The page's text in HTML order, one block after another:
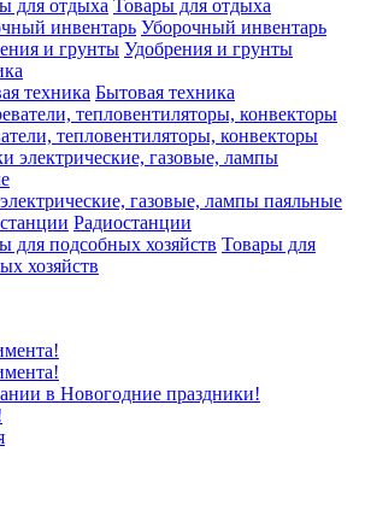
Товары для отдыха
Уборочный инвентарь
Удобрения и грунты
Бытовая техника
тепловентиляторы, конвекторы
газовые, лампы паяльные
Радиостанции
Товары для
хозяйств
в Новогодние праздники!